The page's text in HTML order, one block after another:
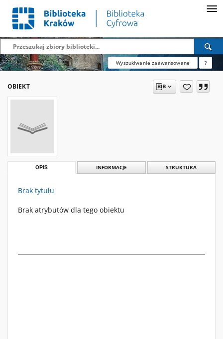
Wyszukiwanie zaawansowane ?
OBIEKT
OPIS INFORMACJE STRUKTURA
Brak tytułu
Brak atrybutów dla tego obiektu